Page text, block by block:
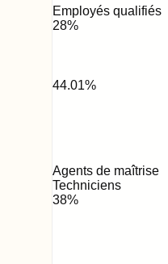
Employés qualifiés
28%
44.01%
Agents de maîtrise
Techniciens
38%